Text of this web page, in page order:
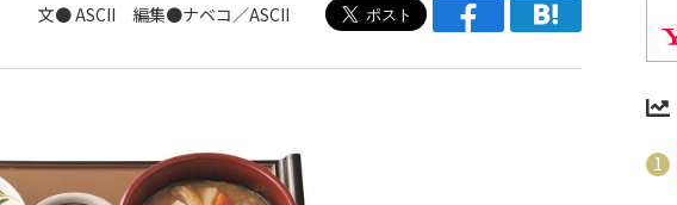
文● ASCII 編集●ナベコ ／ASCII